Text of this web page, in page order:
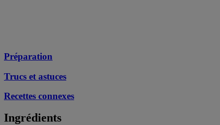
Préparation
Trucs et astuces
Recettes connexes
Ingrédients